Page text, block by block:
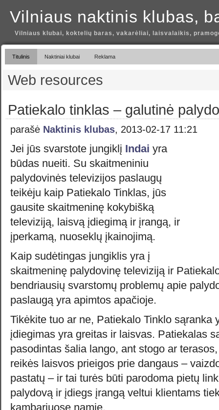
Vilniaus naktinis klubas,
Vilniaus klubai, koktelių baras, vakarėliai, laisvalaikis,
Titulinis Naktiniai klubai Reklama
Web resources
Patiekalo tinklas – galutinė
parašė Naktinis klubas, 2013-02-17 11:21
Jei jūs svarstote jungiklį Indai yra
būdas nueiti. Su skaitmeniniu
palydovinės televizijos paslaugų
teikėju kaip Patiekalo Tinklas, jūs
gausite skaitmeninę kokybišką
televiziją, laisvą įdiegimą ir įrangą, ir
įperkamą, nuoseklų įkainojimą.
Kaip sudėtingas jungiklis yra į
skaitmeninę palydovinę televiziją ir
bendriausių svarstomų problemų apie
paslaugą yra apimtos apačioje.
Tikėkite tuo ar ne, Patiekalo Tinklo sąranka
įdiegimas yra greitas ir laisvas. Patiekalas
pasodintas šalia lango, ant stogo ar
reikės laisvos prieigos prie dangaus –
pastatų – ir tai turės būti parodoma pietų
palydovą ir įdiegs įrangą veltui klientams
kambariuose namie.